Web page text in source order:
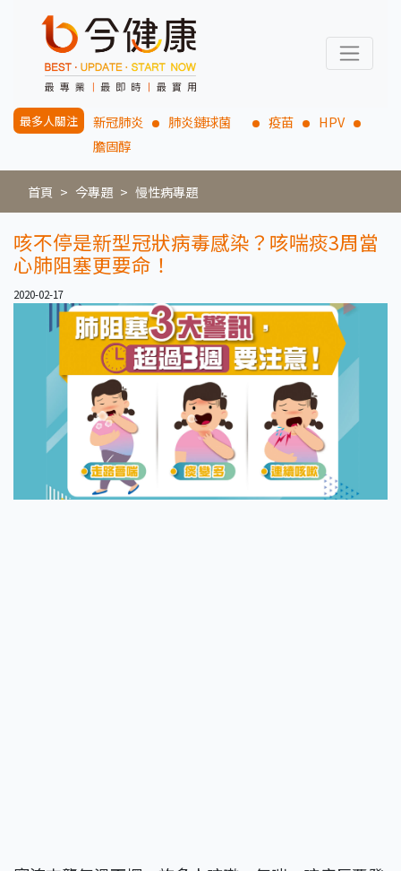
最多人關注 新冠肺炎 肺炎鏈球菌 疫苗
HPV
膽固醇
首頁 今專題 慢性病專題
咳不停是新型冠狀病毒感染？咳喘痰3周當
心肺阻塞更要命！
2020-02-17